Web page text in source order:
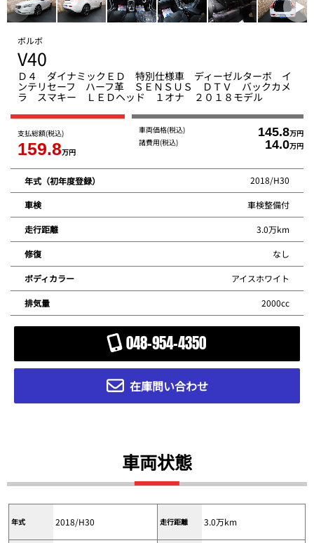
ボルボ
V40
Ｄ４ ダイナミックＥＤ 特別仕様車 ディーゼルターボ イ
ンテリセーフ ハーフ革 ＳＥＮＳＵＳ ＤＴＶ バックカメ
ラ スマキー ＬＥＤヘッド １オナ ２０１８モデル
支払総額(税込)
159.8万円
車両価格(税込) 145.8万円
諸費用(税込) 14.0万円
年式（初年度登録） 2018/H30
車検 車検整備付
走行距離 3.0万km
修復 なし
ボディカラー アイスホワイト
排気量 2000cc
048-954-4350
在庫問い合わせ
車両状態
年式 2018/H30 走行距離 3.0万km